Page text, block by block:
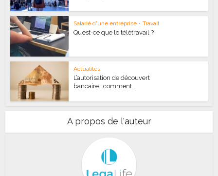
Salarié d'une entreprise • Travail
Qu’est-ce que le télétravail ?
Actualités
L’autorisation de découvert
bancaire : comment...
A propos de l'auteur